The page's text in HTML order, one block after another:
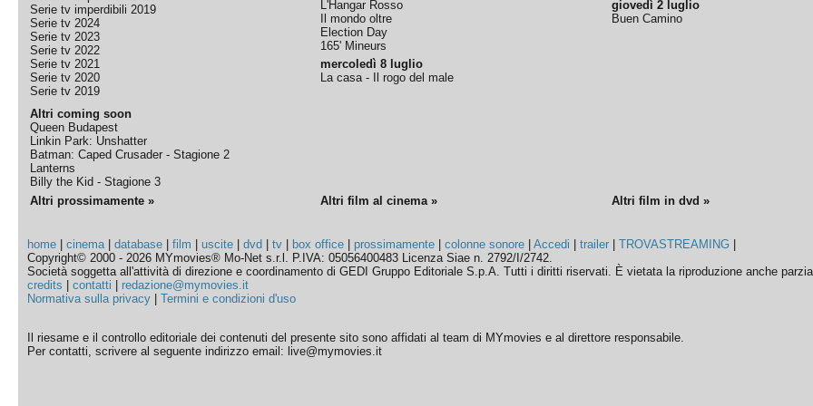
Serie tv imperdibili 2019
Serie tv 2024
Serie tv 2023
Serie tv 2022
Serie tv 2021
Serie tv 2020
Serie tv 2019
Altri coming soon
Queen Budapest
Linkin Park: Unshatter
Batman: Caped Crusader - Stagione 2
Lanterns
Billy the Kid - Stagione 3
L'Hangar Rosso
Il mondo oltre
Election Day
165' Mineurs
mercoledì 8 luglio
La casa - Il rogo del male
giovedì 2 luglio
Buen Camino
Altri prossimamente » Altri film al cinema » Altri film in dvd »
home |cinema|database |film |uscite |dvd |tv box office prossimamente |colonne sonore |Accedi |trailer |TROVASTREAMING
Copyright© 2000 - 2026 MYmovies® Mo-Net s.r.l. P.IVA: 05056400483 Licenza Siae n. 2792/I/2742.
Società soggetta all'attività di direzione e coordinamento di GEDI Gruppo Editoriale S.p.A. Tutti i diritti riservati. È vietata la riproduzione anche
credits |contatti
redazione@mymovies.it
Normativa sulla privacy |Termini e condizioni d'uso
Il riesame e il controllo editoriale dei contenuti del presente sito sono affidati al team di MYmovies e al direttore responsabile.
Per contatti, scrivere al seguente indirizzo email: live@mymovies.it